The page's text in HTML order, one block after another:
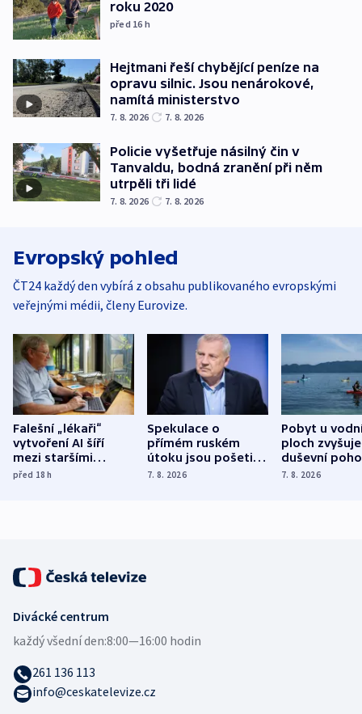
roku 2020
před 16 h
Hejtmani řeší chybějící peníze na
opravu silnic. Jsou nenárokové,
namítá ministerstvo
7. 8. 2026 7. 8. 2026
Policie vyšetřuje násilný čin v
Tanvaldu, bodná zranění při něm
utrpěli tři lidé
7. 8. 2026 7. 8. 2026
Evropský pohled
ČT24 každý den vybírá z obsahu publikovaného evropskými
veřejnými médii, členy Eurovize.
Falešní „lékaři“
vytvoření AI šíří
mezi staršími
Poláky nebezpečné
před 18h
Spekulace o
přímém ruském
útoku jsou pošetilé,
míní estonský
7. 8. 2026
Pobyt u
ploch zvyšuje
duševní
ukázala
7. 8. 2026
Divácké centrum
každý všední den:8:00—16:00 hodin
261 136 113
info@ceskatelevize.cz